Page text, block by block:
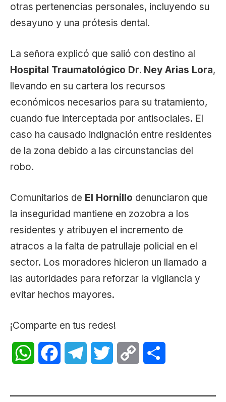
otras pertenencias personales, incluyendo su
desayuno y una prótesis dental.
La señora explicó que salió con destino al
Hospital Traumatológico Dr. Ney Arias Lora,
llevando en su cartera los recursos
económicos necesarios para su tratamiento,
cuando fue interceptada por antisociales. El
caso ha causado indignación entre residentes
de la zona debido a las circunstancias del
robo.
Comunitarios de El Hornillo denunciaron que
la inseguridad mantiene en zozobra a los
residentes y atribuyen el incremento de
atracos a la falta de patrullaje policial en el
sector. Los moradores hicieron un llamado a
las autoridades para reforzar la vigilancia y
evitar hechos mayores.
¡Comparte en tus redes!
WhatsAppFacebookTelegramTwitter Copy